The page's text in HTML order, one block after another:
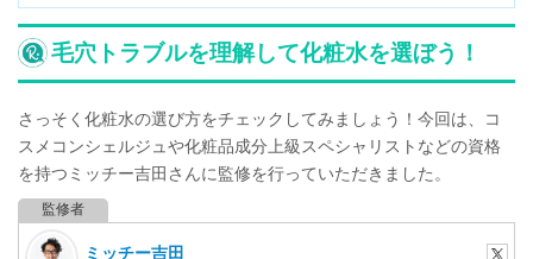
毛穴トラブルを理解して化粧水を選ぼう！
さっそく化粧水の選び方をチェックしてみましょう！今回は、コ
スメコンシェルジュや化粧品成分上級スペシャリストなどの資格
を持つミッチー吉田さんに監修を行っていただきました。
ミッチー吉田